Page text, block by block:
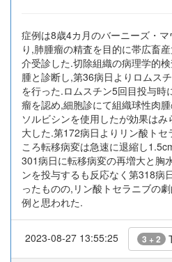
症例は8歳4カ月のバーニーズ・
り,肺腫瘤の精査を目的に帯広畜
介受診した.切除組織の病理学的
腫と診断し,第36病日よりロムス
を行った.ロムスチン5回目投与時
瘤を認め,細胞診にて組織球性肉
ソルビシンを使用したが効果は
大した.第172病日よりリン酸トセ
ころ転移病変は急速に退縮し
301病日に転移病変の再増大と胸
ンを投与するも反応なく第318病
ったものの,リン酸トセラニブの
例と思われた.
2023-08-27 13:55:25 3 + 2